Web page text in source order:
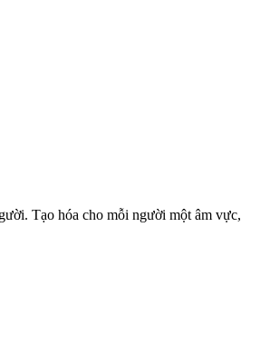
Tạo hóa cho mỗi người một âm vực,